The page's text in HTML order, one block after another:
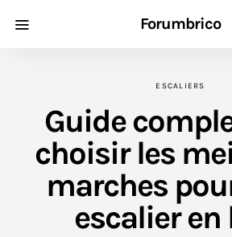
Forumbrico
ESCALIERS
Guide
choisir les
marches
escalier en